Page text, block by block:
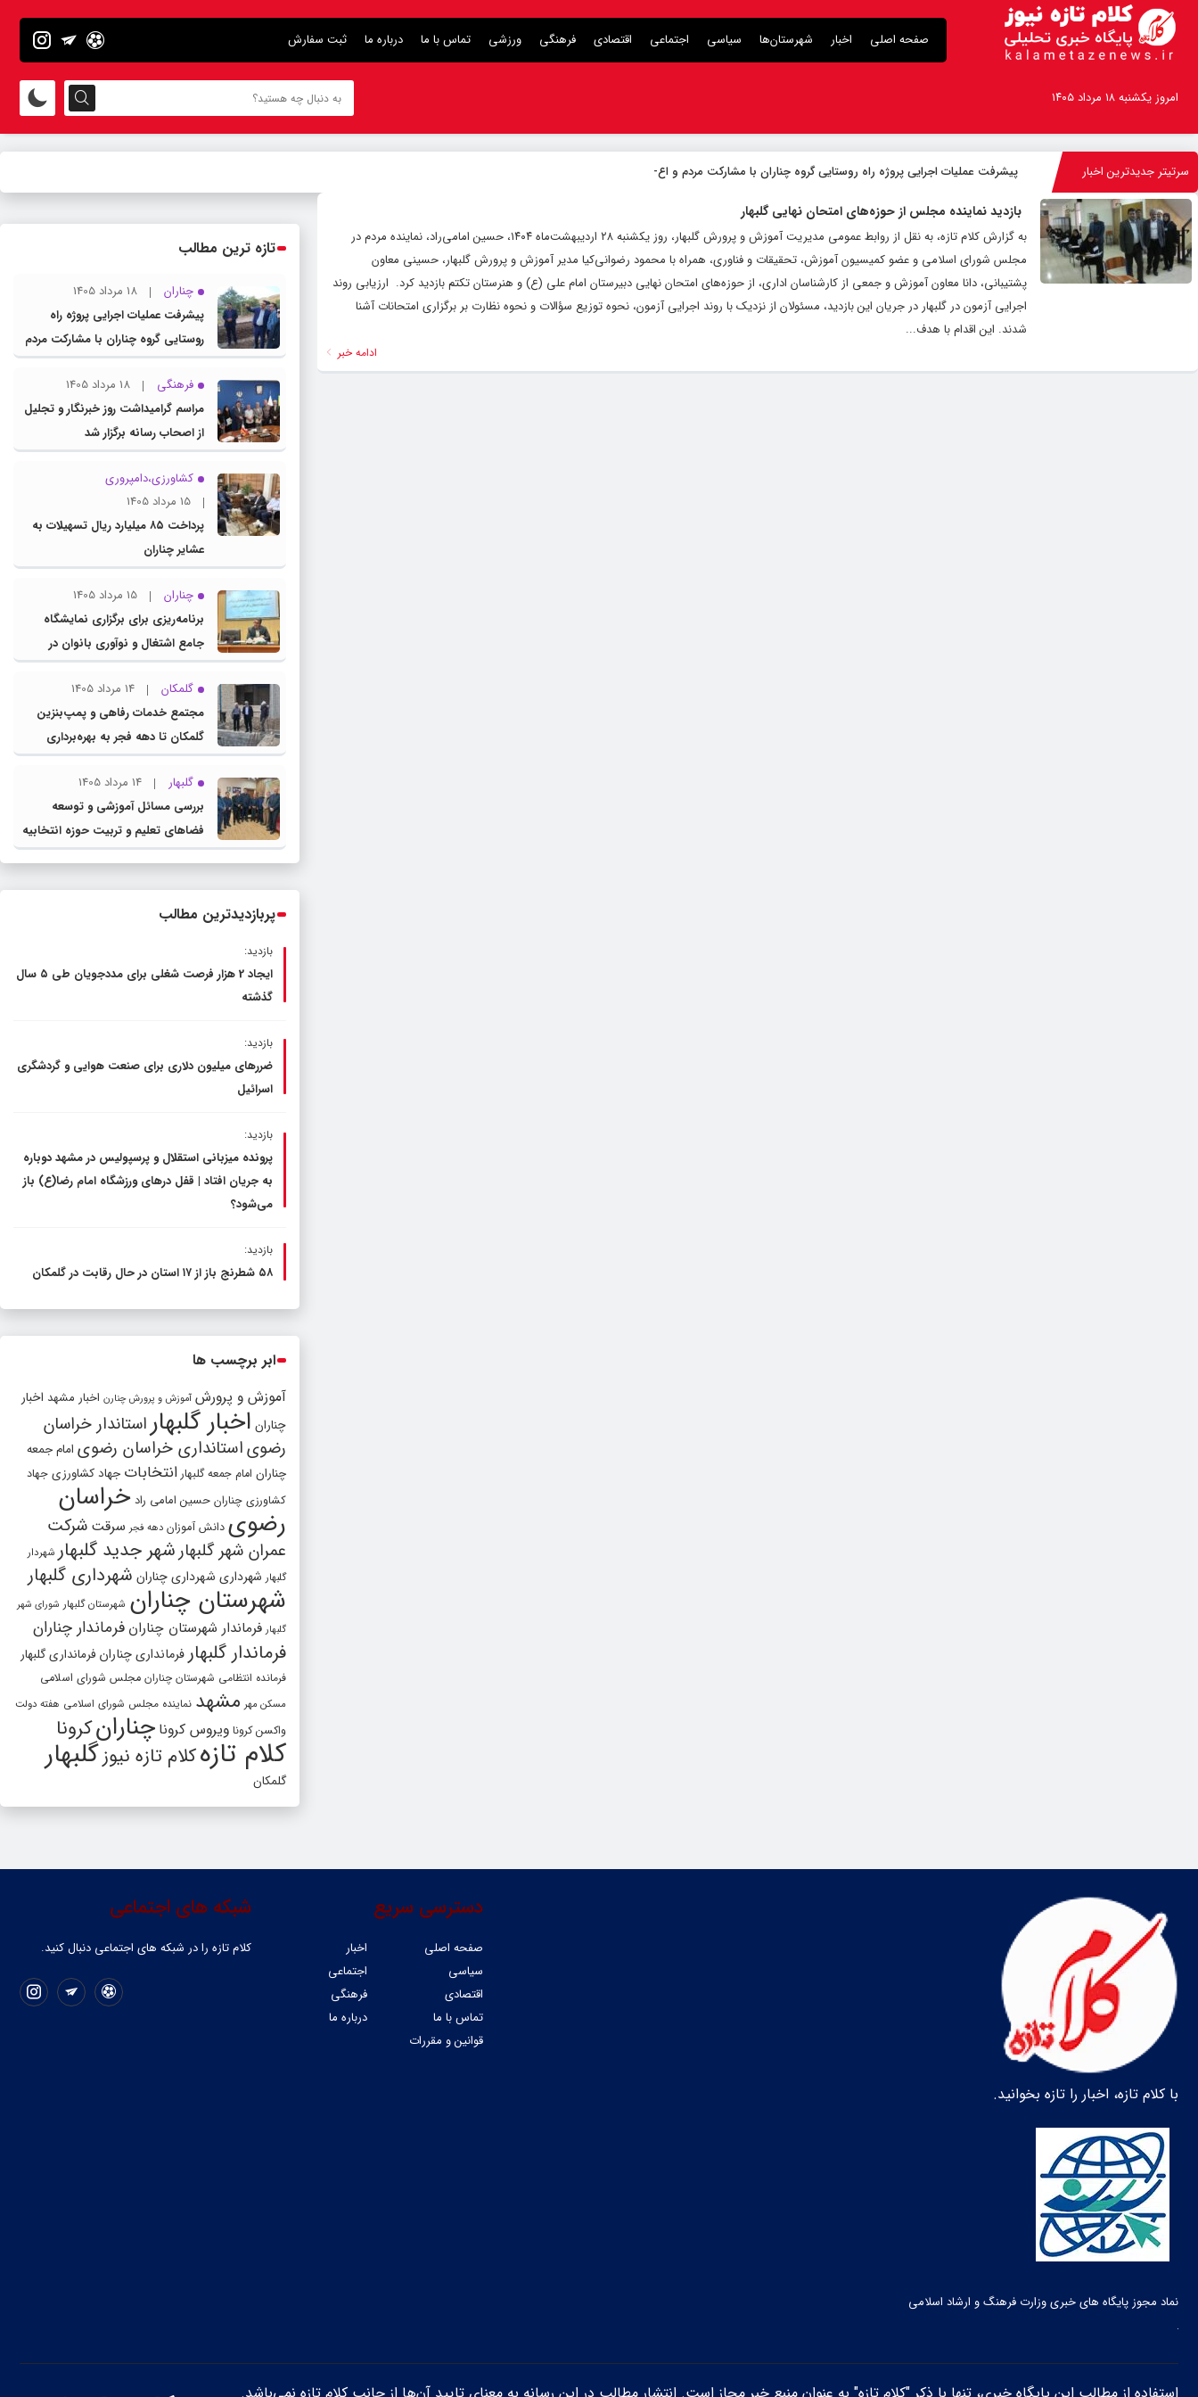
صفحه اصلی اخبار شهرستان‌ها سیاسی اجتماعی اقتصادی فرهنگی ورزشی تماس با ما درباره ما ثبت سفارش
امروز یکشنبه ۱۸ مرداد ۱۴۰۵
سرتیتر جدیدترین اخبار پیشرفت عملیات اجرایی پروژه راه روستایی گروه چناران با مشارکت مردم و اعتبارات دولت
بازدید نماینده مجلس از حوزه‌های امتحان نهایی گلبهار
به گزارش کلام تازه، به نقل از روابط عمومی مدیریت آموزش و پرورش گلبهار، روز یکشنبه ۲۸ اردیبهشت‌ماه ۱۴۰۴، حسین امامی‌راد، نماینده مردم در
مجلس شورای اسلامی و عضو کمیسیون آموزش، تحقیقات و فناوری، همراه با محمود رضوانی‌کیا مدیر آموزش و پرورش گلبهار، حسینی معاون
پشتیبانی، دانا معاون آموزش و جمعی از کارشناسان اداری، از حوزه‌های امتحان نهایی دبیرستان امام علی (ع) و هنرستان تکتم بازدید کرد. ‌ ارزیابی روند
اجرایی آزمون در گلبهار در جریان این بازدید، مسئولان از نزدیک با روند اجرایی آزمون، نحوه توزیع سؤالات و نحوه نظارت بر برگزاری امتحانات آشنا
شدند. این اقدام با هدف...
ادامه خبر
تازه ترین مطالب
چناران
18 مرداد 1405
پیشرفت عملیات اجرایی پروژه راه
روستایی گروه چناران با مشارکت مردم
و اعتبارات دولتی
فرهنگی
18 مرداد 1405
مراسم گرامیداشت روز خبرنگار و تجلیل
از اصحاب رسانه برگزار شد
کشاورزی،دامپروری
15 مرداد 1405
پرداخت ۸۵ میلیارد ریال تسهیلات به
عشایر چناران
چناران
15 مرداد 1405
برنامه‌ریزی برای برگزاری نمایشگاه
جامع اشتغال و نوآوری بانوان در
چناران
گلمکان
14 مرداد 1405
مجتمع خدمات رفاهی و پمپ‌بنزین
گلمکان تا دهه فجر به بهره‌برداری
می‌رسد
گلبهار
14 مرداد 1405
بررسی مسائل آموزشی و توسعه
فضاهای تعلیم و تربیت حوزه انتخابیه
در نشست مشترک عضو کمیسیون
پربازدیدترین مطالب
بازدید:
ایجاد 2 هزار فرصت شغلی برای مددجویان طی ۵ سال
گذشته
بازدید:
ضررهای میلیون دلاری برای صنعت هوایی و گردشگری
اسرائیل
بازدید:
پرونده میزبانی استقلال و پرسپولیس در مشهد دوباره
به جریان افتاد | قفل در‌های ورزشگاه امام رضا(ع) باز
می‌شود؟
بازدید:
۵۸ شطرنج‌ باز از ۱۷ استان در حال رقابت در گلمکان
ابر برچسب ها
آموزش و پرورش آموزش و پرورش چنارن اخبار مشهد اخبار
چناران اخبار گلبهار استاندار خراسان
رضویاستانداری خراسان رضوی امام جمعه
چناران امام جمعه گلبهار انتخابات جهاد کشاورزی جهاد
کشاورزی چناران حسین امامی راد خراسان
رضوی دانش آموزان دهه فجر سرقت شرکت
عمران شهر گلبهارشهر جدید گلبهار شهردار
گلبهار شهرداری شهرداری چناران شهرداری گلبهار
شهرستان چناران شهرستان گلبهار شورای شهر
گلبهار فرماندار شهرستان چناران فرماندار چناران
فرماندار گلبهار فرمانداری چناران فرمانداری گلبهار
فرمانده انتظامی شهرستان چناران مجلس شورای اسلامی
مسکن مهر مشهد نماینده مجلس شورای اسلامی هفته دولت
واکسن کرونا ویروس کرونا چنارانکرونا
کلام تازهکلام تازه نیوزگلبهار
گلمکان
با کلام تازه، اخبار را تازه بخوانید.
نماد مجوز پایگاه های خبری وزارت فرهنگ و ارشاد اسلامی
شبکه های اجتماعی
کلام تازه را در شبکه ‌های اجتماعی دنبال کنید.
دسترسی سریع
صفحه اصلی
اخبار
سیاسی
اجتماعی
اقتصادی
فرهنگی
تماس با ما
درباره ما
قوانین و مقررات